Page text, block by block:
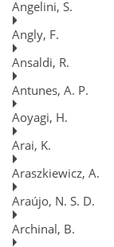
Angelini, S.
Angly, F.
Ansaldi, R.
Antunes, A. P.
Aoyagi, H.
Arai, K.
Araszkiewicz, A.
Araújo, N. S. D.
Archinal, B.